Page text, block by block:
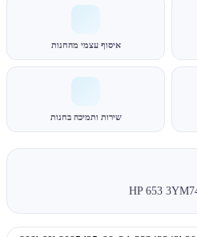
איסוף עצמי מהחנות
שירות ותמיכה בחנות